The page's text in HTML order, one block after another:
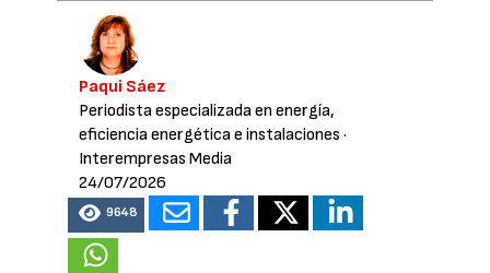
Paqui Sáez
Periodista especializada en energía,
eficiencia energética e instalaciones ·
Interempresas Media
24/07/2026
9648